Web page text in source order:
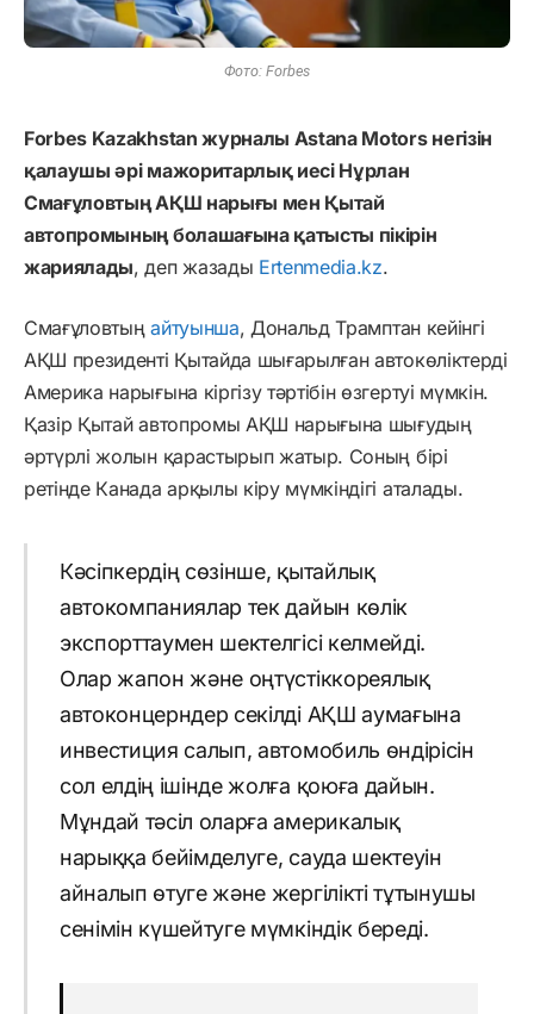
Фото: Forbes
Forbes Kazakhstan журналы Astana Motors негізін
қалаушы әрі мажоритарлық иесі Нұрлан
Смағұловтың АҚШ нарығы мен Қытай
автопромының болашағына қатысты пікірін
жариялады, деп жазады Ertenmedia.kz.
Смағұловтыңайтуынша, Дональд Трамптан кейінгі
АҚШ президенті Қытайда шығарылған автокөліктерді
Америка нарығына кіргізу тәртібін өзгертуі мүмкін.
Қазір Қытай автопромы АҚШ нарығына шығудың
әртүрлі жолын қарастырып жатыр. Соның бірі
ретінде Канада арқылы кіру мүмкіндігі аталады.
Кәсіпкердің сөзінше, қытайлық
автокомпаниялар тек дайын көлік
экспорттаумен шектелгісі келмейді.
Олар жапон және оңтүстіккореялық
автоконцерндер секілді АҚШ аумағына
инвестиция салып, автомобиль өндірісін
сол елдің ішінде жолға қоюға дайын.
Мұндай тәсіл оларға америкалық
нарыққа бейімделуге, сауда шектеуін
айналып өтуге және жергілікті тұтынушы
сенімін күшейтуге мүмкіндік береді.